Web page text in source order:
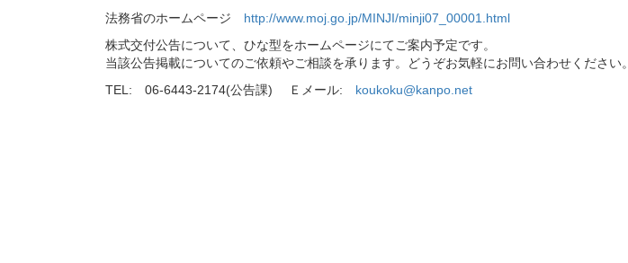
法務省のホームページ http://www.moj.go.jp/MINJI/minji07_00001.html
株式交付公告について、ひな型をホームページにてご案内予定です。
当該公告掲載についてのご依頼やご相談を承ります。どうぞお気軽にお問い合わせください。
TEL: 06-6443-2174(公告課) Ｅメール: koukoku@kanpo.net